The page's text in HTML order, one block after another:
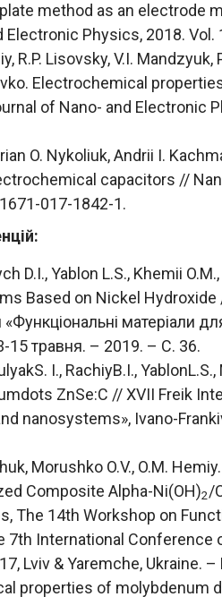
method as an electrode
Physics, 2018.
R.P. Lisovsky, V.I. Mandzyuk,
Electrochemical
of Nano- and Electronic
O. Nykoliuk, Andrii I.
capacitors //
017-1842-1.
D.I., Yablon L.S., Khemii
Based on Nickel Hydroxide
матеріали
15 травня. – 2019. – С. 36.
I., RachiyB.I., YablonL.S.,
ZnSe:C // XVІI Freik
nanosystems», Ivano-
Morushko O.V., O.M.
Composite Alpha-Ni(OH)2/
The 14th Workshop on
7th International Conference
Lviv & Yaremche, Ukraine. –
properties of molybdenum